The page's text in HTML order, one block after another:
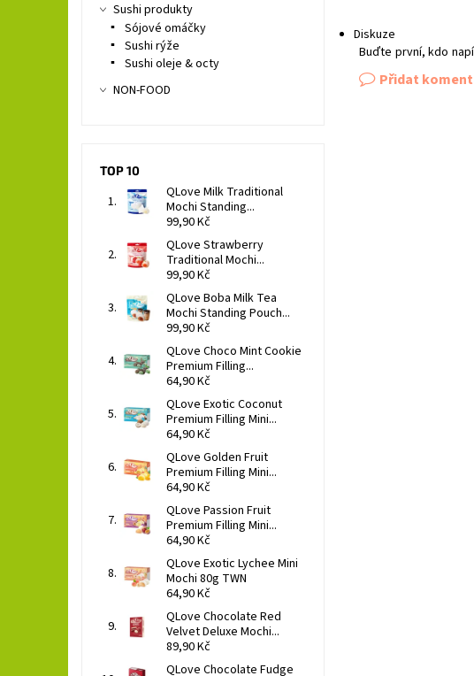
Diskuze
Buďte první, kdo
Přidat
Sushi produkty
Sójové omáčky
Sushi rýže
Sushi oleje & octy
NON-FOOD
TOP 10
QLove Milk Traditional
Mochi Standing...
99,90 Kč
QLove Strawberry
Traditional Mochi...
99,90 Kč
QLove Boba Milk Tea
Mochi Standing Pouch...
99,90 Kč
QLove Choco Mint Cookie
Premium Filling...
64,90 Kč
QLove Exotic Coconut
Premium Filling Mini...
64,90 Kč
QLove Golden Fruit
Premium Filling Mini...
64,90 Kč
QLove Passion Fruit
Premium Filling Mini...
64,90 Kč
QLove Exotic Lychee Mini
Mochi 80g TWN
64,90 Kč
QLove Chocolate Red
Velvet Deluxe Mochi...
89,90 Kč
QLove Chocolate Fudge